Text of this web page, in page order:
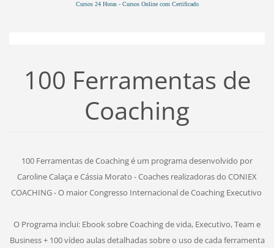
Cursos 24 Horas - Cursos Online com Certificado
100 Ferramentas de
Coaching
100 Ferramentas de Coaching é um programa desenvolvido por
Caroline Calaça e Cássia Morato - Coaches realizadoras do CONIEX
COACHING - O maior Congresso Internacional de Coaching Executivo
O Programa inclui: Ebook sobre Coaching de vida, Executivo, Team e
Business + 100 vídeo aulas detalhadas sobre o uso de cada ferramenta